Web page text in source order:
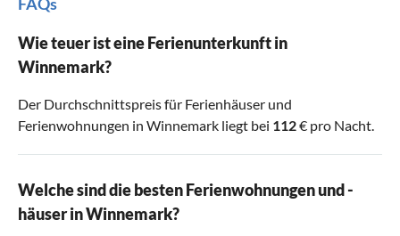
Wie teuer ist eine Ferienunterkunft in
Winnemark?
Der Durchschnittspreis für Ferienhäuser und
Ferienwohnungen in Winnemark liegt bei 112€ pro Nacht.
Welche sind die besten Ferienwohnungen und -
häuser in Winnemark?